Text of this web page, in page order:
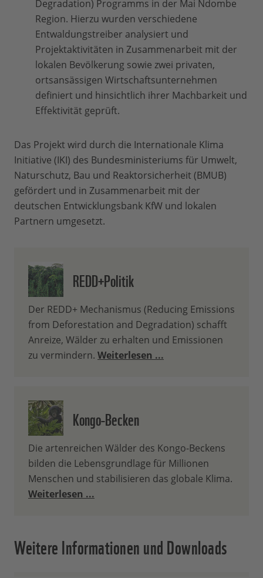
Degradation) Programms in der Mai Ndombe
Region. Hierzu wurden verschiedene
Entwaldungstreiber analysiert und
Projektaktivitäten in Zusammenarbeit mit der
lokalen Bevölkerung sowie zwei privaten,
ortsansässigen Wirtschaftsunternehmen
definiert und hinsichtlich ihrer Machbarkeit und
Effektivität geprüft.
Das Projekt wird durch die Internationale Klima
Initiative (IKI) des Bundesministeriums für Umwelt,
Naturschutz, Bau und Reaktorsicherheit (BMUB)
gefördert und in Zusammenarbeit mit der
deutschen Entwicklungsbank KfW und lokalen
Partnern umgesetzt.
REDD+Politik
Der REDD+ Mechanismus (Reducing Emissions
from Deforestation and Degradation) schafft
Anreize, Wälder zu erhalten und Emissionen
zu vermindern. Weiterlesen ...
Kongo-Becken
Die artenreichen Wälder des Kongo-Beckens
bilden die Lebensgrundlage für Millionen
Menschen und stabilisieren das globale Klima.
Weiterlesen ...
Weitere Informationen und Downloads